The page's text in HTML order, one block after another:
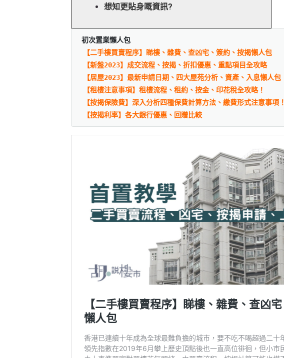
想知更貼身嘅資訊?
初次置業懶人包
【二手樓買賣程序】睇樓、雜費、查凶宅、簽約、按揭懶人包
【新盤2023】成交流程、按揭、折扣優惠、重點項目全攻略
【居屋2023】最新申請日期、四大屋苑分析、資產、入息懶人包
【租樓注意事項】租樓流程、租約、按金、印花稅全攻略！
【按揭保險費】深入分析四種保費計算方法、繳費形式注意事項！
【按揭利率】各大銀行優惠、回贈比較